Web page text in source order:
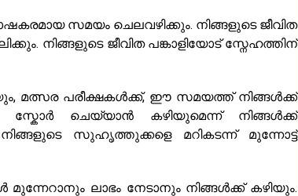
സമയം ചെലവഴിക്കും. നിങ്ങളുടെ ജീവിത
നിങ്ങളുടെ ജീവിത പങ്കാളിയോട് സ്നേഹത്തിന്
മത്സര പരീക്ഷകൾക്ക്, ഈ സമയത്ത് നിങ്ങൾക്ക്
സ്കോർ ചെയ്യാൻ കഴിയുമെന്ന് നിങ്ങൾക്ക്
സുഹൃത്തുക്കളെ മറികടന്ന് മുന്നോട്ട്
മുന്നേറാനും ലാഭം നേടാനും നിങ്ങൾക്ക് കഴിയും.